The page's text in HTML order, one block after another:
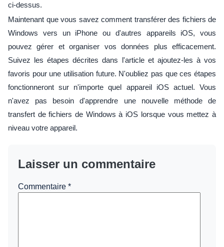
ci-dessus.
Maintenant que vous savez comment transférer des fichiers de
Windows vers un iPhone ou d'autres appareils iOS, vous
pouvez gérer et organiser vos données plus efficacement.
Suivez les étapes décrites dans l'article et ajoutez-les à vos
favoris pour une utilisation future. N'oubliez pas que ces étapes
fonctionneront sur n'importe quel appareil iOS actuel. Vous
n'avez pas besoin d'apprendre une nouvelle méthode de
transfert de fichiers de Windows à iOS lorsque vous mettez à
niveau votre appareil.
Laisser un commentaire
Commentaire *